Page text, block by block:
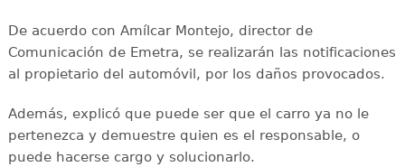
De acuerdo con Amílcar Montejo, director de
Comunicación de Emetra, se realizarán las notificaciones
al propietario del automóvil, por los daños provocados.
Además, explicó que puede ser que el carro ya no le
pertenezca y demuestre quien es el responsable, o
puede hacerse cargo y solucionarlo.